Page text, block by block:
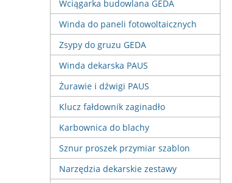
Wciągarka budowlana GEDA
Winda do paneli fotowoltaicznych
Zsypy do gruzu GEDA
Winda dekarska PAUS
Żurawie i dźwigi PAUS
Klucz fałdownik zaginadło
Karbownica do blachy
Sznur proszek przymiar szablon
Narzędzia dekarskie zestawy